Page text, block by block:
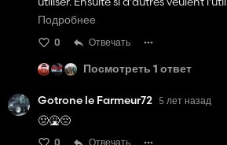
peut vous foutre?
gens là on comprend mieux...
Подробнее
0 Отвечать
Посмотреть 1 ответ
Gotrone le Farmeur72 5 лет назад
🤢🤮😔
0 Отвечать